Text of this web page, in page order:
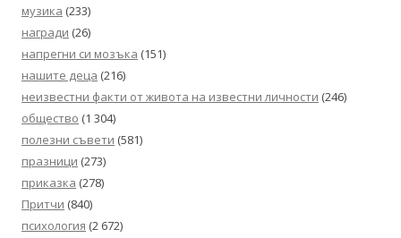
музика (233)
награди (26)
напрегни си мозъка (151)
нашите деца (216)
неизвестни факти от живота на известни личности (246)
общество (1 304)
полезни съвети (581)
празници (273)
приказка (278)
Притчи (840)
психология (2 672)